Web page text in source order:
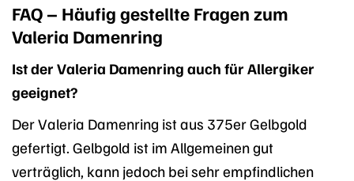
FAQ – Häufig gestellte Fragen zum
Valeria Damenring
Ist der Valeria Damenring auch für Allergiker
geeignet?
Der Valeria Damenring ist aus 375er Gelbgold
gefertigt. Gelbgold ist im Allgemeinen gut
verträglich, kann jedoch bei sehr empfindlichen